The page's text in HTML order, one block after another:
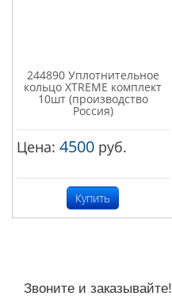
Звоните и заказывайте!
244890 Уплотнительное
кольцо XTREME комплект
10шт (производство
Россия)
Цена: 4500 руб.
Купить